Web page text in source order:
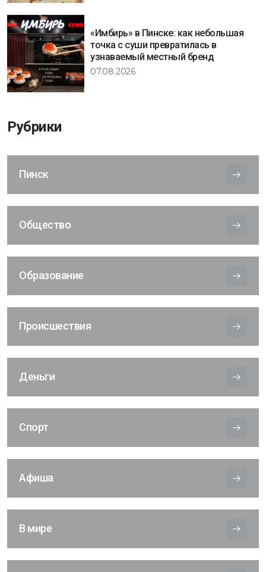
«Имбирь» в Пинске: как небольшая
точка с суши превратилась в
узнаваемый местный бренд
07.08.2026
Рубрики
Пинск
Общество
Образование
Происшествия
Деньги
Спорт
Афиша
В мире